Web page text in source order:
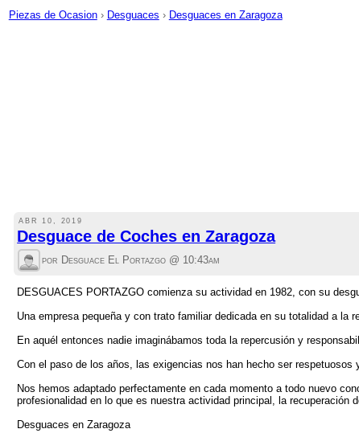
Piezas de Ocasion › Desguaces › Desguaces en Zaragoza
ABR 10, 2019
Desguace de Coches en Zaragoza
por Desguace El Portazgo @ 10:43am
DESGUACES PORTAZGO comienza su actividad en 1982, con su
Una empresa pequeña y con trato familiar dedicada en su totalidad a la
En aquél entonces nadie imaginábamos toda la repercusión y
Con el paso de los años, las exigencias nos han hecho ser
Nos hemos adaptado perfectamente en cada momento a todo nuevo
profesionalidad en lo que es nuestra actividad principal, la recuperación
Desguaces en Zaragoza